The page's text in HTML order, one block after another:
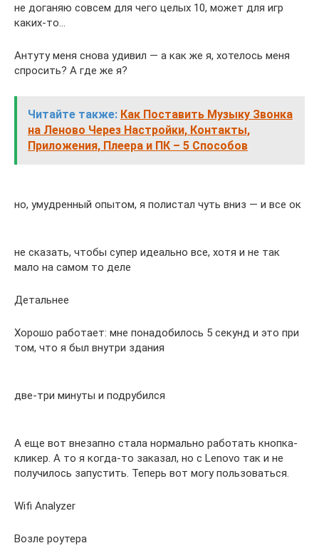
не доганяю совсем для чего целых 10, может для игр
каких-то…
Антуту меня снова удивил — а как же я, хотелось меня
спросить? А где же я?
Читайте также: Как Поставить Музыку Звонка
на Леново Через Настройки, Контакты,
Приложения, Плеера и ПК – 5 Способов
но, умудренный опытом, я полистал чуть вниз — и все ок
не сказать, чтобы супер идеально все, хотя и не так
мало на самом то деле
Детальнее
Хорошо работает: мне понадобилось 5 секунд и это при
том, что я был внутри здания
две-три минуты и подрубился
А еще вот внезапно стала нормально работать кнопка-
кликер. А то я когда-то заказал, но с Lenovo так и не
получилось запустить. Теперь вот могу пользоваться.
Wifi Analyzer
Возле роутера